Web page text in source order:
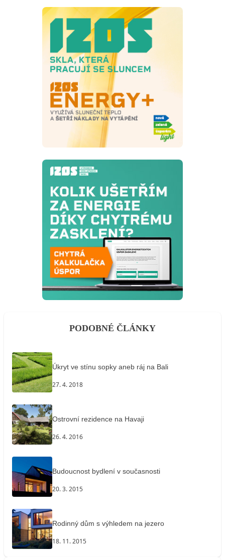
PODOBNÉ ČLÁNKY
Úkryt ve stínu sopky aneb ráj na Bali
27. 4. 2018
Ostrovní rezidence na Havaji
26. 4. 2016
Budoucnost bydlení v současnosti
20. 3. 2015
Rodinný dům s výhledem na jezero
18. 11. 2015